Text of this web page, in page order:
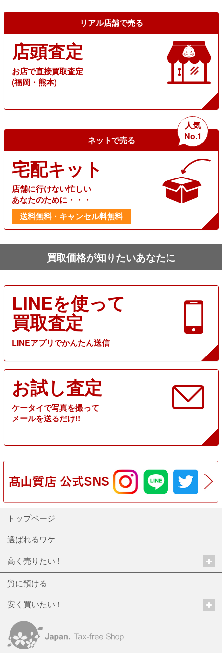
リアル店舗で売る
店頭査定
お店で直接買取査定
(福岡・熊本)
ネットで売る
人気
No.1
宅配キット
店舗に行けない忙しい
あなたのために・・・
送料無料・キャンセル料無料
買取価格が知りたいあなたに
LINEを使って
買取査定
LINEアプリでかんたん送信
お試し査定
ケータイで写真を撮って
メールを送るだけ!!
トップページ
選ばれるワケ
高く売りたい！
質に預ける
安く買いたい！